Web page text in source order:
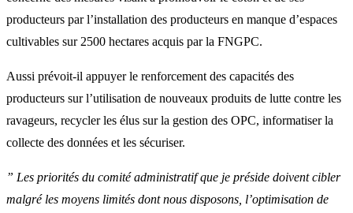
producteurs par l’installation des producteurs en manque d’espaces
cultivables sur 2500 hectares acquis par la FNGPC.
Aussi prévoit-il appuyer le renforcement des capacités des
producteurs sur l’utilisation de nouveaux produits de lutte contre les
ravageurs, recycler les élus sur la gestion des OPC, informatiser la
collecte des données et les sécuriser.
” Les priorités du comité administratif que je préside doivent cibler
malgré les moyens limités dont nous disposons, l’optimisation de